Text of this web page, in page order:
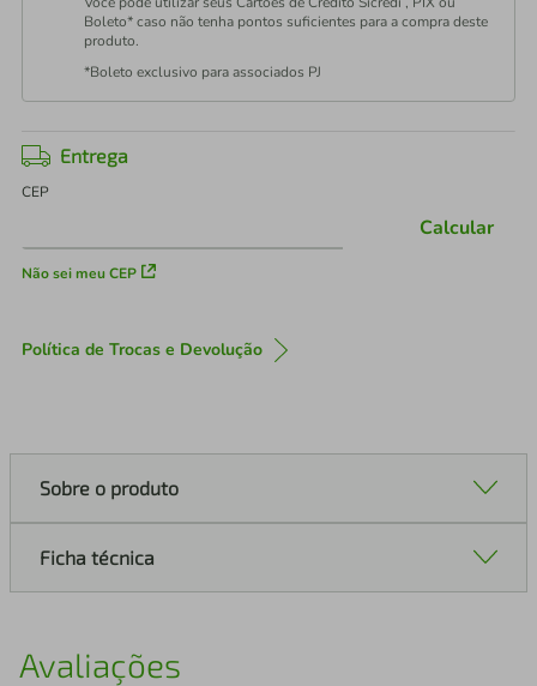
Boleto* caso não tenha pontos suficientes para a compra deste
produto.
*Boleto exclusivo para associados PJ
Entrega
CEP
Não sei meu CEP
Calcular
Política de Trocas e Devolução
Sobre o produto
Ficha técnica
Avaliações